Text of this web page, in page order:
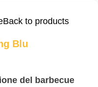
Back to products
Blu
del barbecue